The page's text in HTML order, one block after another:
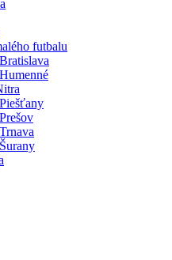
futbalu